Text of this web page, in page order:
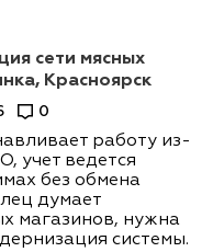
сети мясных
Красноярск
0
работу из-
учет ведется
без обмена
думает
магазинов, нужна
системы.